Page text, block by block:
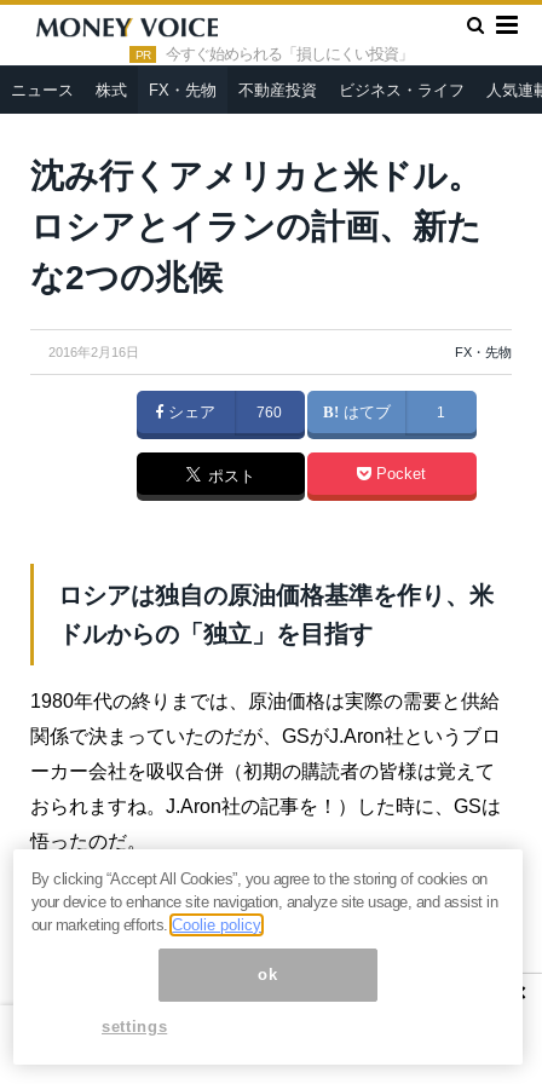
PR 今すぐ始められる「損しにくい投資」
ニュース 株式 FX・先物 不動産投資 ビジネス・ライフ 人気連
HOME » FX・先物 »
沈み行くアメリカと米ドル。ロシアとイ
ランの計画、新たな2つの兆候
Frederic Legrand - COMEO / Shutterstock.com
沈み行くアメリカと米ドル。
ロシアとイランの計画、新た
な2つの兆候
2016年2月16日 FX・先物
シェア 760 はてブ 1
ポスト Pocket
ロシアは独自の原油価格基準を作り、米
ドルからの「独立」を目指す
1980年代の終りまでは、原油価格は実際の需要と供給
関係で決まっていたのだが、GSがJ.Aron社というブロ
ーカー会社を吸収合併（初期の購読者の皆様は覚えて
おられますね。J.Aron社の記事を！）した時に、GSは
悟ったのだ。
原油先物市場でペーパーオイルの取引を用いれば、噂
やデリバティブ取引で価格不正操作ができるし、顧客
のポジションも全部分かるので、大きな利益を得られ
ることを。これで原油先物取引はGS、MS、JPM等の
賭博場になったのである。
×
By clicking “Accept All Cookies”, you agree to the storing of cookies on
your device to enhance site navigation, analyze site usage, and assist in
our marketing efforts.Coolie policy
ok
settings